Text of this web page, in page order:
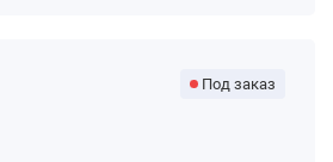
Под заказ